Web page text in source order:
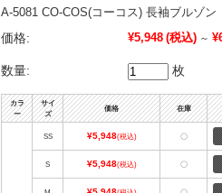
A-5081 CO-COS(コーコス) 長袖ブルゾン
価格: ¥5,948 (税込) ～
数量: 枚
カラ
ー
サイ
ズ
価格 在庫
SS ¥5,948(税込) 〇
S ¥5,948(税込) 〇